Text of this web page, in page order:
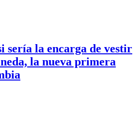
sería la encarga de vestir
la nueva primera